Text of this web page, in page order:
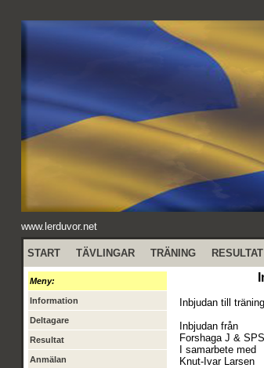
www.lerduvor.net
START TÄVLINGAR TRÄNING RESULTAT
Meny:
Information
Deltagare
Resultat
Anmälan
Inbjudan till
Inbjudan från
Forshaga J &
I samarbete med
Knut-Ivar Larsen